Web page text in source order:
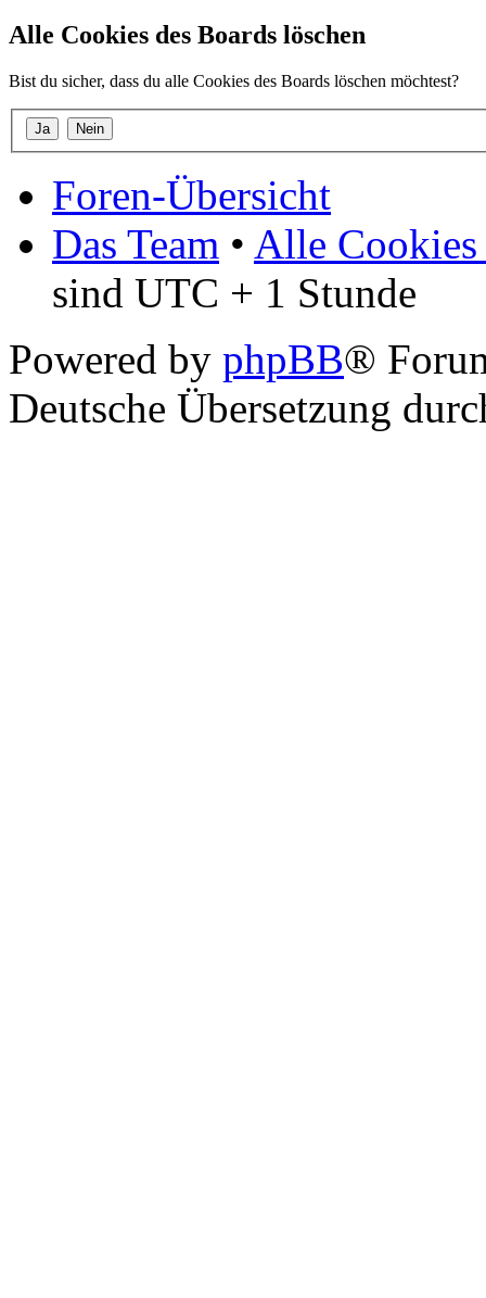
Alle Cookies des Boards löschen
Bist du sicher, dass du alle Cookies des Boards löschen möchtest?
Foren-Übersicht
Das Team • Alle Cookies
sind UTC + 1 Stunde
Powered by phpBB®
Deutsche Übersetzung